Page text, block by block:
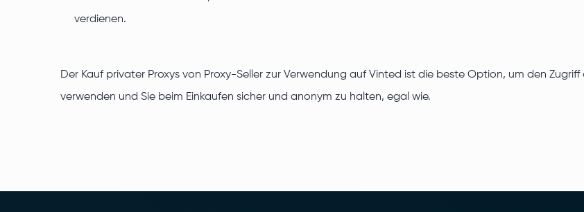
verdienen.
Der Kauf privater Proxys von Proxy-Seller zur Verwendung auf Vinted ist die beste Option, um den
verwenden und Sie beim Einkaufen sicher und anonym zu halten, egal wie.